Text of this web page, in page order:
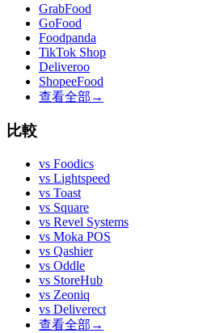
GrabFood
GoFood
Foodpanda
TikTok Shop
Deliveroo
ShopeeFood
查看全部 →
比較
vs Foodics
vs Lightspeed
vs Toast
vs Square
vs Revel Systems
vs Moka POS
vs Qashier
vs Oddle
vs StoreHub
vs Zeoniq
vs Deliverect
查看全部 →